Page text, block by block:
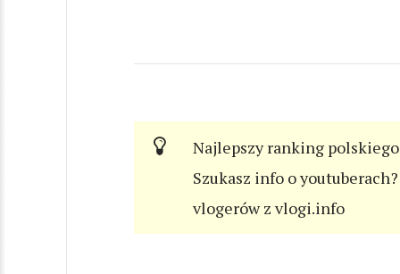
Najlepszy ranking
Szukasz info o
vlogerów z vlogi.info